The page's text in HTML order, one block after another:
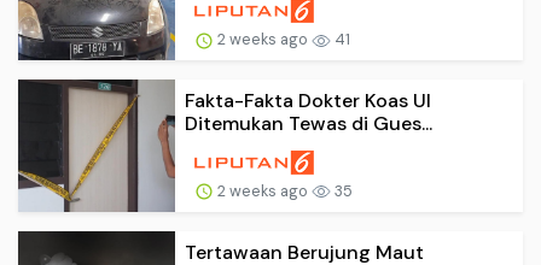
2 weeks ago 41
Fakta-Fakta Dokter Koas UI
Ditemukan Tewas di Gues...
2 weeks ago 35
Tertawaan Berujung Maut